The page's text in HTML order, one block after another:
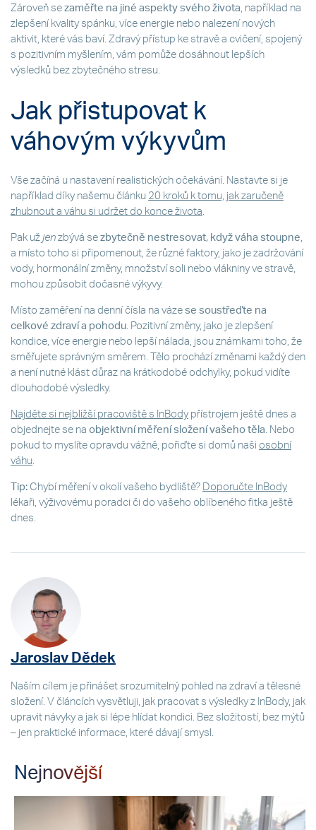
Zároveň se zaměřte na jiné aspekty svého života, například na
zlepšení kvality spánku, více energie nebo nalezení nových
aktivit, které vás baví. Zdravý přístup ke stravě a cvičení, spojený
s pozitivním myšlením, vám pomůže dosáhnout lepších
výsledků bez zbytečného stresu.
Jak přistupovat k
váhovým výkyvům
Vše začíná u nastavení realistických očekávání. Nastavte si je
například díky našemu článku 20 kroků k tomu, jak zaručeně
zhubnout a váhu si udržet do konce života
Pak už jen zbývá se zbytečně nestresovat, když váha stoupne
a místo toho si připomenout, že různé faktory, jako je zadržování
vody, hormonální změny, množství soli nebo vlákniny ve stravě,
mohou způsobit dočasné výkyvy.
Místo zaměření na denní čísla na váze se soustřeďte na
celkové zdraví a pohodu . Pozitivní změny, jako je zlepšení
kondice, více energie nebo lepší nálada, jsou známkami toho, že
směřujete správným směrem. Tělo prochází změnami každý den
a není nutné klást důraz na krátkodobé odchylky, pokud vidíte
dlouhodobé výsledky.
Najděte si nejbližší pracoviště s InBodypřístrojem ještě dnes a
objednejte se na objektivní měření složení vašeho těla . Nebo
pokud to myslíte opravdu vážně, pořiďte si domů naši osobní
váhu
Tip: Chybí měření v okolí vašeho bydliště? Doporučte InBody
lékaři, výživovému poradci či do vašeho oblíbeného fitka ještě
dnes.
Jaroslav Dědek
Naším cílem je přinášet srozumitelný pohled na zdraví a tělesné
složení. V článcích vysvětluji, jak pracovat s výsledky z InBody, jak
upravit návyky a jak si lépe hlídat kondici. Bez složitostí, bez mýtů
– jen praktické informace, které dávají smysl.
Nejnovější